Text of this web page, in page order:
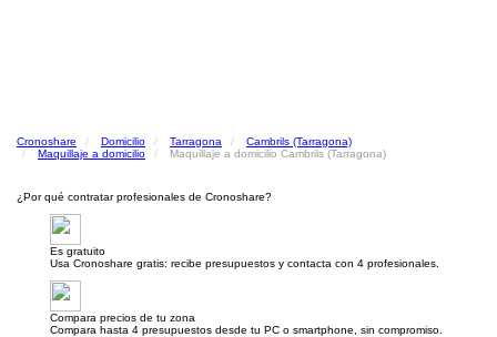
Cronoshare Domicilio Tarragona
Cambrils (Tarragona)
Maquillaje a domicilio
Maquillaje a domicilio Cambrils (Tarragona)
¿Por qué contratar profesionales de Cronoshare?
Es gratuito
Usa Cronoshare gratis: recibe presupuestos y contacta con 4 profesionales.
Compara precios de tu zona
Compara hasta 4 presupuestos desde tu PC o smartphone, sin compromiso.